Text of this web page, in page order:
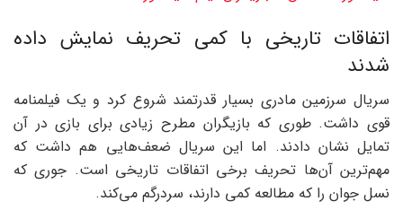
اتفاقات تاریخی با کمی تحریف نمایش داده
شدند
سریال سرزمین مادری بسیار قدرتمند شروع کرد و یک فیلمنامه
قوی داشت. طوری که بازیگران مطرح زیادی برای بازی در آن
تمایل نشان دادند. اما این سریال ضعف‌هایی هم داشت که
مهم‌ترین آن‌ها تحریف برخی اتفاقات تاریخی است. جوری که
نسل جوان را که مطالعه کمی دارند، سردرگم می‌کند‌.